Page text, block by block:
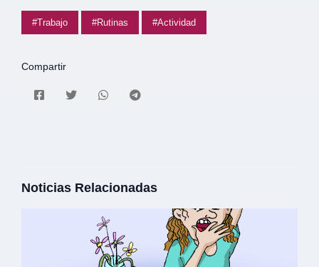
#Trabajo #Rutinas #Actividad
Compartir
Noticias Relacionadas